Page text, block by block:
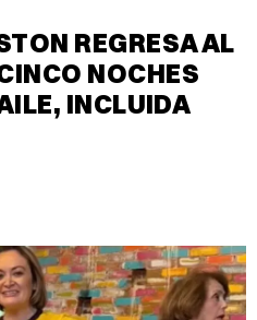
REGRESA AL
NOCHES
INCLUIDA